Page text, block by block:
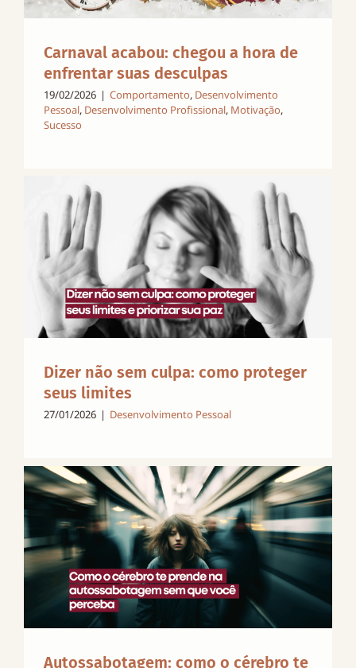
Carnaval acabou: chegou a hora de
enfrentar suas desculpas
19/02/2026 | Comportamento, Desenvolvimento
Pessoal, Desenvolvimento Profissional, Motivação,
Sucesso
Dizer não sem culpa: como proteger
seus limites
27/01/2026 | Desenvolvimento Pessoal
Autossabotagem: como o cérebro te